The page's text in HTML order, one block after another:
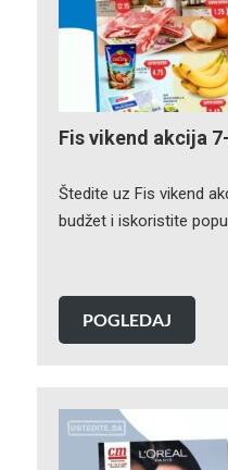
Fis vikend akcija
Štedite uz Fis vikend
budžet i iskoristite
POGLEDAJ